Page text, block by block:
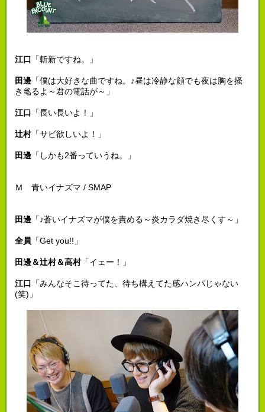
江口 「斬新ですね。」
田邊「僕は大好きな曲ですね。♪昼は冷静な顔でも夜は胸を掻
き毟るよ～君の電話が～」
江口 「長い長いよ！」
辻村「サビ欲しいよ！」
田邊「しかも2番っていうね。」
Ｍ 青いイナズマ / SMAP
田邊「♪蒼いイナズマが僕を責める～炎カラダ焼き尽くす～」
全員 「Get you!!」
田邊＆辻村＆高村「イェー！」
江口
「みんなそこ待ってた、待ち構えてた感ハンパじゃない
(笑)」